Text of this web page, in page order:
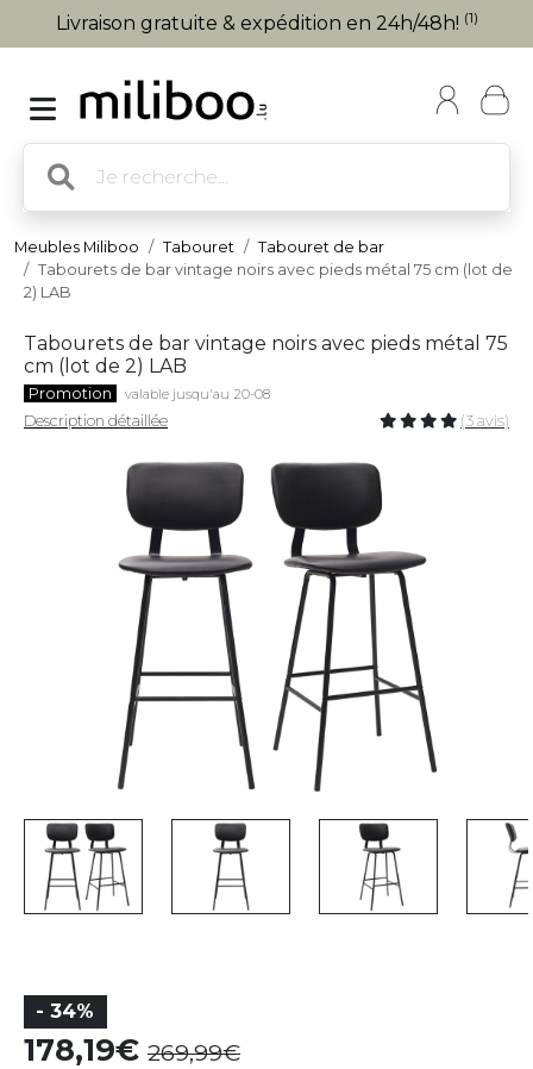
Livraison gratuite & expédition en 24h/48h! (1)
Meubles Miliboo Tabouret
Tabouret de bar
Tabourets de bar vintage noirs avec pieds métal 75 cm (lot de
2) LAB
Tabourets de bar vintage noirs avec pieds métal 75
cm (lot de 2) LAB
Promotion valable jusqu'au 20-08
Description détaillée (3 avis)
- 34%
178,19 269,99